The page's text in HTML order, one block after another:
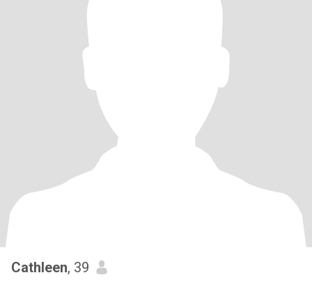
Cathleen, 39